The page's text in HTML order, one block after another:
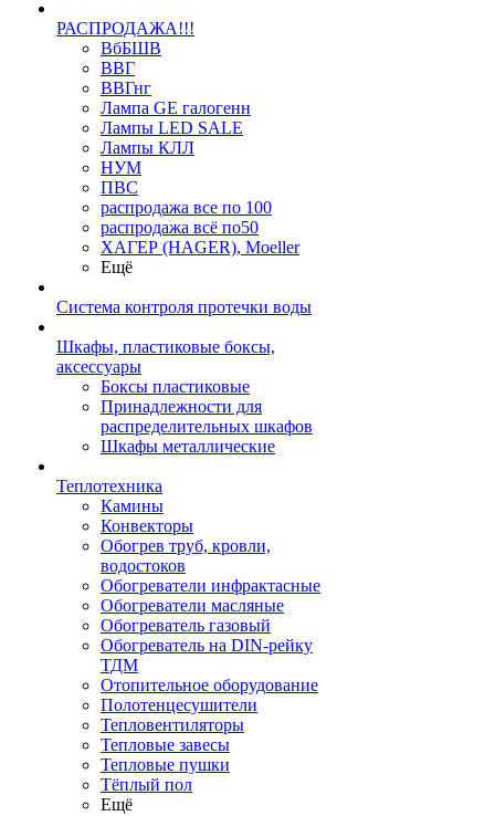
РАСПРОДАЖА!!!
ВбБШВ
ВВГ
ВВГнг
Лампа GE галогенн
Лампы LED SALE
Лампы КЛЛ
НУМ
ПВС
распродажа все по 100
распродажа всё по50
ХАГЕР (HAGER), Moeller
Ещё
Система контроля протечки воды
Шкафы, пластиковые боксы,
аксессуары
Боксы пластиковые
Принадлежности для
распределительных шкафов
Шкафы металлические
Теплотехника
Камины
Конвекторы
Обогрев труб, кровли,
водостоков
Обогреватели инфрактасные
Обогреватели масляные
Обогреватель газовый
Обогреватель на DIN-рейку
ТДМ
Отопительное оборудование
Полотенцесушители
Тепловентиляторы
Тепловые завесы
Тепловые пушки
Тёплый пол
Ещё